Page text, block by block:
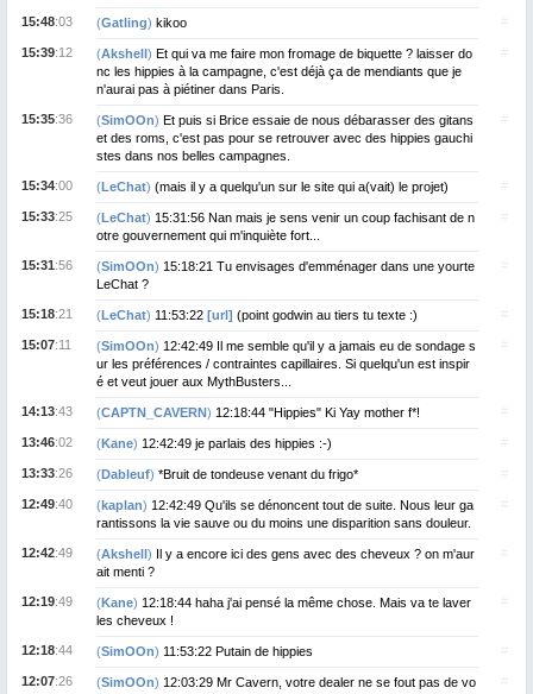
15:48:03 (Gatling) kikoo
15:39:12 (Akshell) Et qui va me faire mon fromage de biquette ? laisser do
nc les hippies à la campagne, c'est déjà ça de mendiants que je
n'aurai pas à piétiner dans Paris.
15:35:36 (SimOOn) Et puis si Brice essaie de nous débarasser des gitans
et des roms, c'est pas pour se retrouver avec des hippies gauchi
stes dans nos belles campagnes.
15:34:00 (LeChat) (mais il y a quelqu'un sur le site qui a(vait) le projet)
15:33:25 (LeChat) 15:31:56 Nan mais je sens venir un coup fachisant de n
otre gouvernement qui m'inquiète fort...
15:31:56 (SimOOn) 15:18:21 Tu envisages d'emménager dans une yourte
LeChat ?
15:18:21 (LeChat) 11:53:22 [url] (point godwin au tiers tu texte :)
15:07:11 (SimOOn) 12:42:49 Il me semble qu'il y a jamais eu de sondage s
ur les préférences / contraintes capillaires. Si quelqu'un est inspir
é et veut jouer aux MythBusters...
14:13:43 (CAPTN_CAVERN) 12:18:44 "Hippies" Ki Yay mother f*!
13:46:02 (Kane) 12:42:49 je parlais des hippies :-)
13:33:26 (Dableuf) *Bruit de tondeuse venant du frigo*
12:49:40 (kaplan) 12:42:49 Qu'ils se dénoncent tout de suite. Nous leur ga
rantissons la vie sauve ou du moins une disparition sans douleur.
12:42:49 (Akshell) Il y a encore ici des gens avec des cheveux ? on m'aur
ait menti ?
12:19:49 (Kane) 12:18:44 haha j'ai pensé la même chose. Mais va te laver
les cheveux !
12:18:44 (SimOOn) 11:53:22 Putain de hippies
12:07:26 (SimOOn) 12:03:29 Mr Cavern, votre dealer ne se fout pas de vo